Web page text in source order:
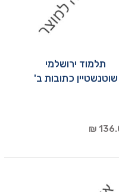
תלמוד ירושלמי
שוטנשטיין כתובות ב'